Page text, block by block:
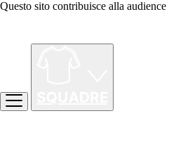
Questo sito contribuisce alla audience